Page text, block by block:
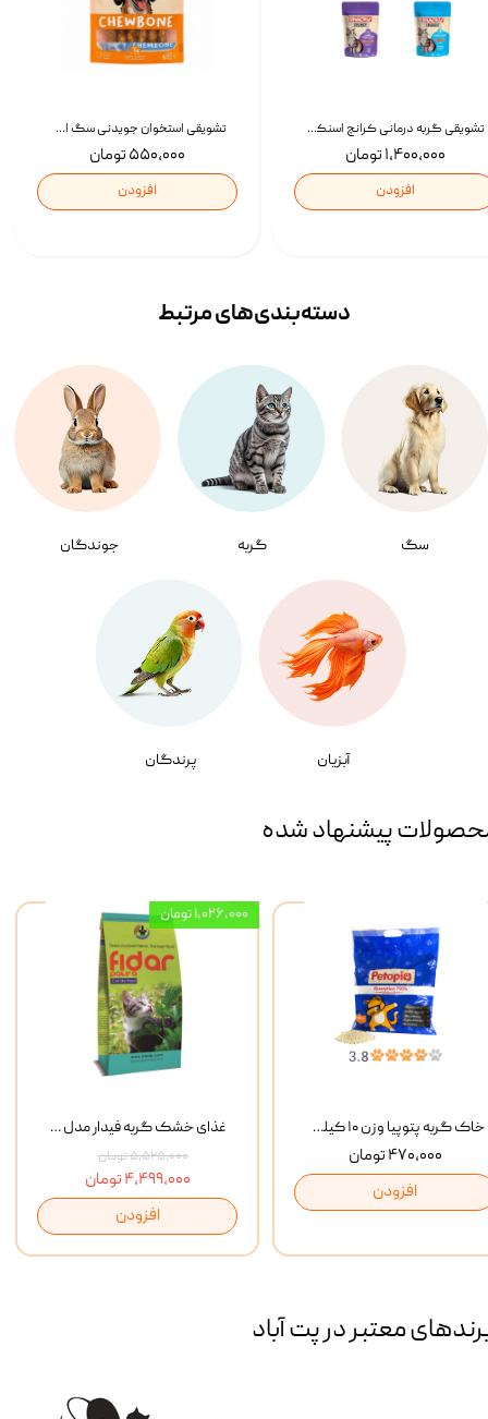
تشویقی استخوان جویدنی سگ اسنکی کرانچی با طعم مرغ Snacky Crunchy Munchy وزن 100 گرم
۵۵۰,۰۰۰ تومان
افزودن
تشویقی گربه درمانی کرانچ اسنکی با طعم میکس Snacky Crunch Cat Treats وزن 60 گرم بسته 4 عددی
۱,۴۰۰,۰۰۰ تومان
افزودن
سگ گربه جوندگان
آبزیان پرندگان
دسته‌بندی‌‌های مرتبط
پیشنهاد شده
غذای خشک گربه فیدار مدل Adult وزن 10 کیلوگرم
۵,۵۲۵,۰۰۰ تومان
۴,۴۹۹,۰۰۰ تومان
افزودن
۱,۰۲۶,۰۰۰ تومان
خاک گربه پتوپیا وزن ۱۰ کیلوگرم
۴۷۰,۰۰۰ تومان
افزودن
معتبر در پت آباد